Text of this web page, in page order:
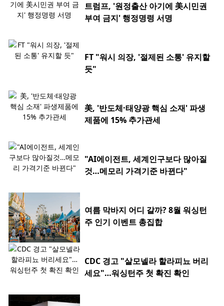
트럼프, '원정출산 아기에 美시민권
부여 금지' 행정명령 서명
FT "워시 의장, '절제된 소통' 유지할
듯"
美, '반도체·태양광 핵심 소재' 파생
제품에 15% 추가관세
"AI에이전트, 세계인구보다 많아질
것…메모리 가격기준 바뀐다"
여름 막바지 어디 갈까? 8월 워싱턴
주 인기 이벤트 총집합
CDC 경고 "살모넬라 할라피뇨 버리
세요"…워싱턴주 첫 확진 확인